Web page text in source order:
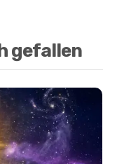
gefallen